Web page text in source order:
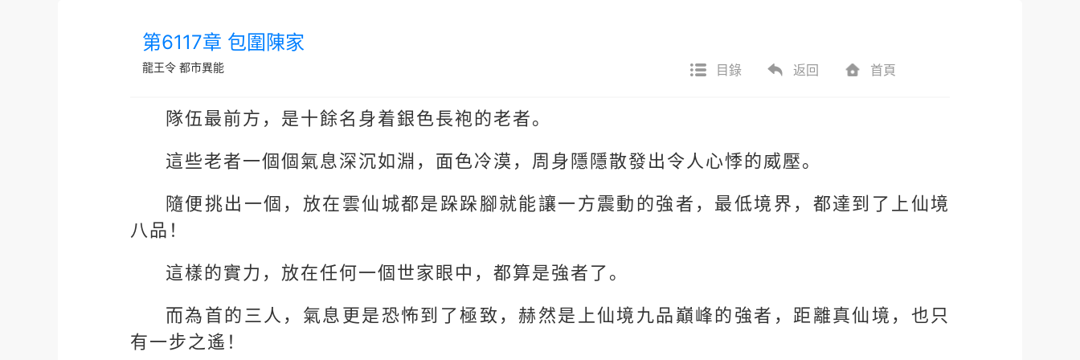
第6117章 包圍陳家
龍王令 都市異能 目錄 返回 首頁
隊伍最前方，是十餘名身着銀色長袍的老者。
這些老者一個個氣息深沉如淵，面色冷漠，周身隱隱散發出令人心悸的威壓。
隨便挑出一個，放在雲仙城都是跺跺腳就能讓一方震動的強者，最低境界，都達到了上仙境
八品！
這樣的實力，放在任何一個世家眼中，都算是強者了。
而為首的三人，氣息更是恐怖到了極致，赫然是上仙境九品巔峰的強者，距離真仙境，也只
有一步之遙！